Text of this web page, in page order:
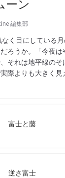
ーン
編集部
く目にしている
ろうか。「今夜は
それは地平線のそ
際よりも大きく見
富士と藤
逆さ富士